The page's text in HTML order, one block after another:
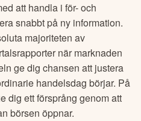
att handla i för- och
snabbt på ny information.
majoriteten av
när marknaden
ge dig chansen att justera
handelsdag börjar. På
dig ett försprång genom att
börsen öppnar.